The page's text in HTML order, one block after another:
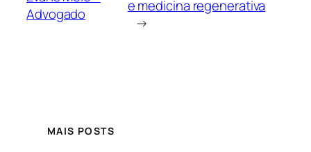
Advogado
e medicina regenerativa
→
MAIS POSTS